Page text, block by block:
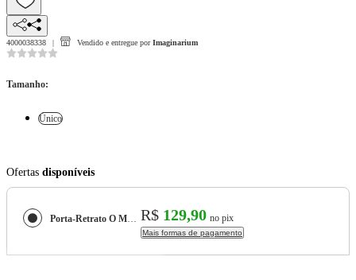
4000038338 Vendido e entregue por Imaginarium
Tamanho:
Único
Ofertas disponíveis
Porta-Retrato O Momento e A Lembrança R$ 129,90 no pix
Mais formas de pagamento